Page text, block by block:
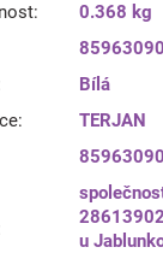
:
0.368 kg
Bílá
:
TERJAN
u